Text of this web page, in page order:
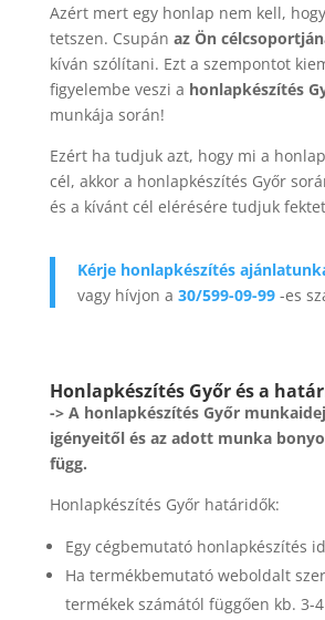
Azért mert egy honlap nem kell,
tetszen. Csupán az Ön
kíván szólítani. Ezt a szempontot
figyelembe veszi a honlapkészítés
munkája során!
Ezért ha tudjuk azt, hogy mi a
cél, akkor a honlapkészítés Győr
és a kívánt cél elérésére tudjuk
Kérje honlapkészítés
vagy hívjon a 30/599-09-99-es
Honlapkészítés Győr és a
-> A honlapkészítés Győr
igényeitől és az adott munka
függ.
Honlapkészítés Győr határidők:
Egy cégbemutató honlapkészítés
Ha termékbemutató weboldalt
termékek számától függően kb. 3-